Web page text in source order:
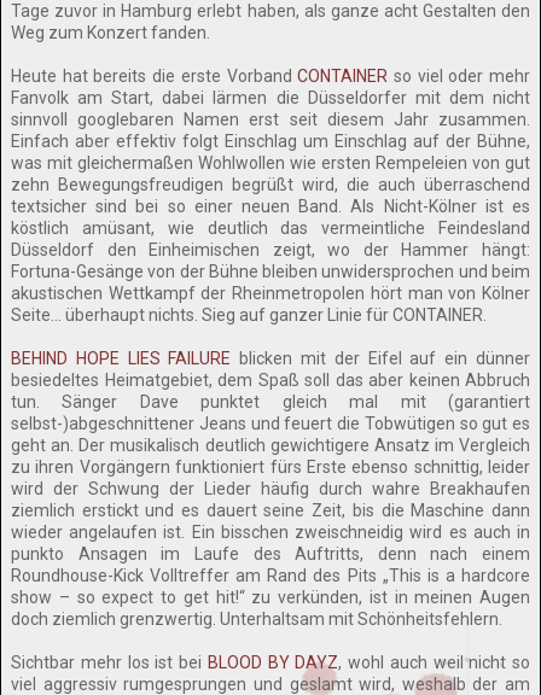
Tage zuvor in Hamburg erlebt haben, als ganze acht Gestalten den
Weg zum Konzert fanden.
Heute hat bereits die erste VorbandCONTAINER so viel oder mehr
Fanvolk am Start, dabei lärmen die Düsseldorfer mit dem nicht
sinnvoll googlebaren Namen erst seit diesem Jahr zusammen.
Einfach aber effektiv folgt Einschlag um Einschlag auf der Bühne,
was mit gleichermaßen Wohlwollen wie ersten Rempeleien von gut
zehn Bewegungsfreudigen begrüßt wird, die auch überraschend
textsicher sind bei so einer neuen Band. Als Nicht-Kölner ist es
köstlich amüsant, wie deutlich das vermeintliche Feindesland
Düsseldorf den Einheimischen zeigt, wo der Hammer hängt:
Fortuna-Gesänge von der Bühne bleiben unwidersprochen und beim
akustischen Wettkampf der Rheinmetropolen hört man von Kölner
Seite… überhaupt nichts. Sieg auf ganzer Linie für CONTAINER.
BEHIND HOPE LIES FAILURE blicken mit der Eifel auf ein dünner
besiedeltes Heimatgebiet, dem Spaß soll das aber keinen Abbruch
tun. Sänger Dave punktet gleich mal mit (garantiert
selbst-)abgeschnittener Jeans und feuert die Tobwütigen so gut es
geht an. Der musikalisch deutlich gewichtigere Ansatz im Vergleich
zu ihren Vorgängern funktioniert fürs Erste ebenso schnittig, leider
wird der Schwung der Lieder häufig durch wahre Breakhaufen
ziemlich erstickt und es dauert seine Zeit, bis die Maschine dann
wieder angelaufen ist. Ein bisschen zweischneidig wird es auch in
punkto Ansagen im Laufe des Auftritts, denn nach einem
Roundhouse-Kick Volltreffer am Rand des Pits „This is a hardcore
show – so expect to get hit!“ zu verkünden, ist in meinen Augen
doch ziemlich grenzwertig. Unterhaltsam mit Schönheitsfehlern.
Sichtbar mehr los ist bei BLOOD BY DAYZ, wohl auch weil nicht so
viel aggressiv rumgesprungen und geslamt wird, weshalb der am